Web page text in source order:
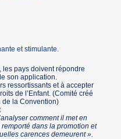
et stimulante.
les pays doivent répondre
son application.
ressortissants et à accepter
de l’Enfant. (Comité créé
de la Convention)
comment il met en
dans la promotion et
carences demeurent ».